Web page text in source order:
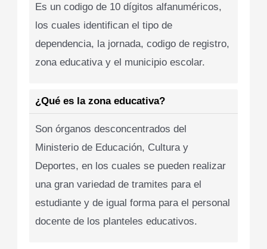
Es un codigo de 10 dígitos alfanuméricos,
los cuales identifican el tipo de
dependencia, la jornada, codigo de registro,
zona educativa y el municipio escolar.
¿Qué es la zona educativa?
Son órganos desconcentrados del
Ministerio de Educación, Cultura y
Deportes, en los cuales se pueden realizar
una gran variedad de tramites para el
estudiante y de igual forma para el personal
docente de los planteles educativos.